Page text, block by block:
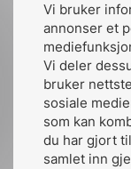
Vi bruker
annonser et
Vi deler
bruker
sosiale
som kan
du har gjort
samlet inn
Kontakt oss
Ansatte
Kontakt